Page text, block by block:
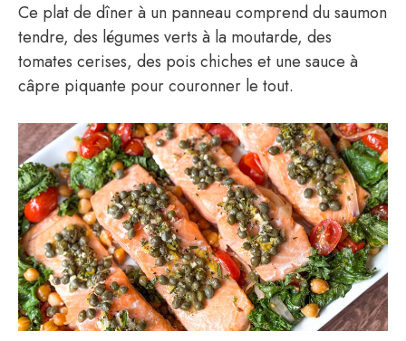
Ce plat de dîner à un panneau comprend du saumon
tendre, des légumes verts à la moutarde, des
tomates cerises, des pois chiches et une sauce à
câpre piquante pour couronner le tout.